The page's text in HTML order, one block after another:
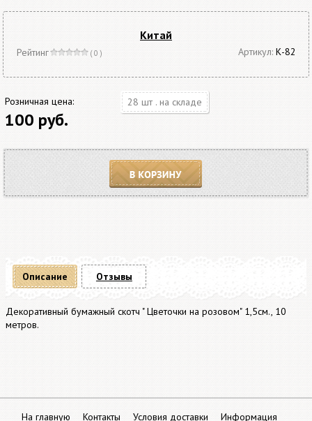
Китай
Рейтинг ( 0 ) Артикул: К-82
Розничная цена:
100 руб.
28 шт . на складе
В корзину
Описание
Декоративный бумажный скотч " Цветочки на розовом" 1,5см., 10
метров.
Отзывы
На главную Контакты Условия доставки Информация